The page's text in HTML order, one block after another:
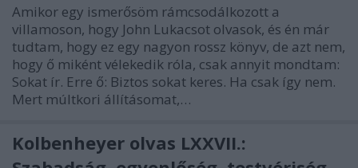
Amikor egy ismerősöm rámcsodálkozott a
villamoson, hogy John Lukacsot olvasok, és én már
tudtam, hogy ez egy nagyon rossz könyv, de azt nem,
hogy ő miként vélekedik róla, csak annyit mondtam:
Sokat ír. Erre ő: Biztos sokat keres. Ha csak így nem.
Mert múltkori állításomat,…
Kolbenheyer olvas LXXVII.: